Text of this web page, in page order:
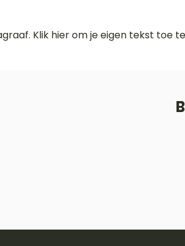
Klik hier om je eigen tekst toe